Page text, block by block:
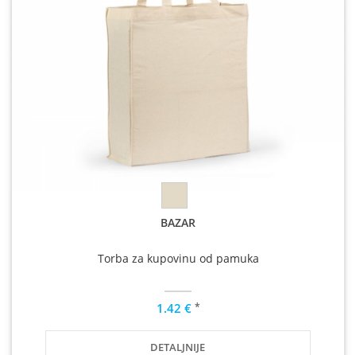
BAZAR
Torba za kupovinu od pamuka
1.42 € *
DETALJNIJE